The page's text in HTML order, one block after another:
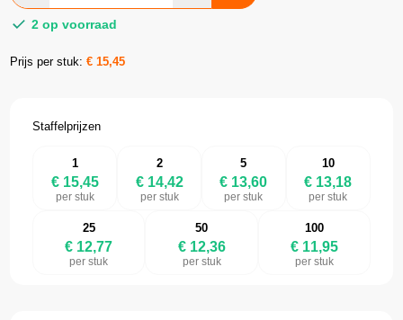
2 op voorraad
Prijs per stuk:€15,45
Staffelprijzen
1
€ 15,45
per stuk
2
€ 14,42
per stuk
5
€ 13,60
per stuk
10
€ 13,18
per stuk
25
€ 12,77
per stuk
50
€ 12,36
per stuk
100
€ 11,95
per stuk